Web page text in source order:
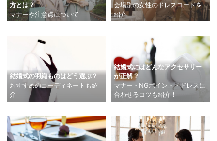
方とは？
マナーや注意点について
会場別の女性のドレスコードを
紹介
結婚式の羽織ものはどう選ぶ？
おすすめのコーディネートも紹
介
結婚式にはどんなアクセサリー
が正解？
マナー・NGポイント・ドレスに
合わせるコツも紹介！